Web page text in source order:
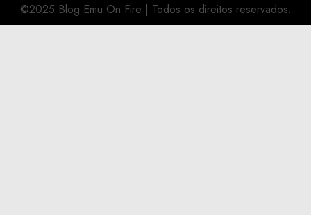
©2025 Blog Emu On Fire | Todos os direitos reservados.